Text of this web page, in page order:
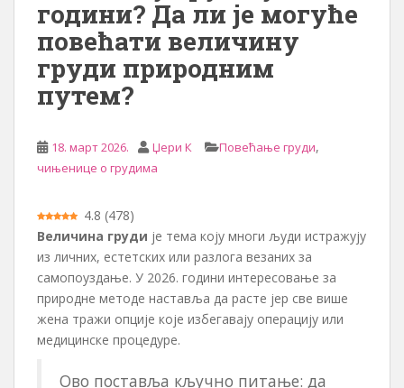
години? Да ли је могуће
повећати величину
груди природним
путем?
18. март 2026. Џери К Повећање груди,
чињенице о грудима
4.8 (478)
Величина груди је тема коју многи људи истражују
из личних, естетских или разлога везаних за
самопоуздање. У 2026. години интересовање за
природне методе наставља да расте јер све више
жена тражи опције које избегавају операцију или
медицинске процедуре.
Ово поставља кључно питање: да